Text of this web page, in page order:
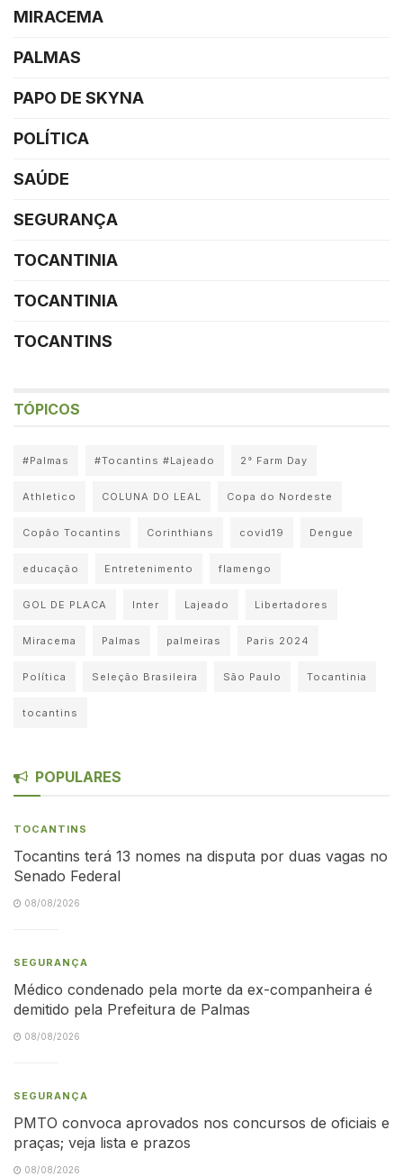
MIRACEMA
PALMAS
PAPO DE SKYNA
POLÍTICA
SAÚDE
SEGURANÇA
TOCANTINIA
TOCANTINIA
TOCANTINS
TÓPICOS
#Palmas #Tocantins #Lajeado 2° Farm Day
Athletico COLUNA DO LEAL Copa do Nordeste
Copão Tocantins Corinthians covid19 Dengue
educação Entretenimento flamengo
GOL DE PLACA Inter Lajeado Libertadores
Miracema Palmas palmeiras Paris 2024
Política Seleção Brasileira São Paulo Tocantinia
tocantins
POPULARES
TOCANTINS
Tocantins terá 13 nomes na disputa por duas vagas no
Senado Federal
08/08/2026
SEGURANÇA
Médico condenado pela morte da ex-companheira é
demitido pela Prefeitura de Palmas
08/08/2026
SEGURANÇA
PMTO convoca aprovados nos concursos de oficiais e
praças; veja lista e prazos
08/08/2026